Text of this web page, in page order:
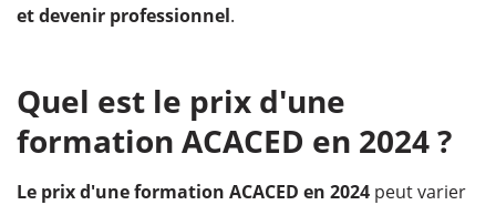
et devenir professionnel.
Quel est le prix d'une
formation ACACED en 2024 ?
Le prix d'une formation ACACED en 2024 peut varier